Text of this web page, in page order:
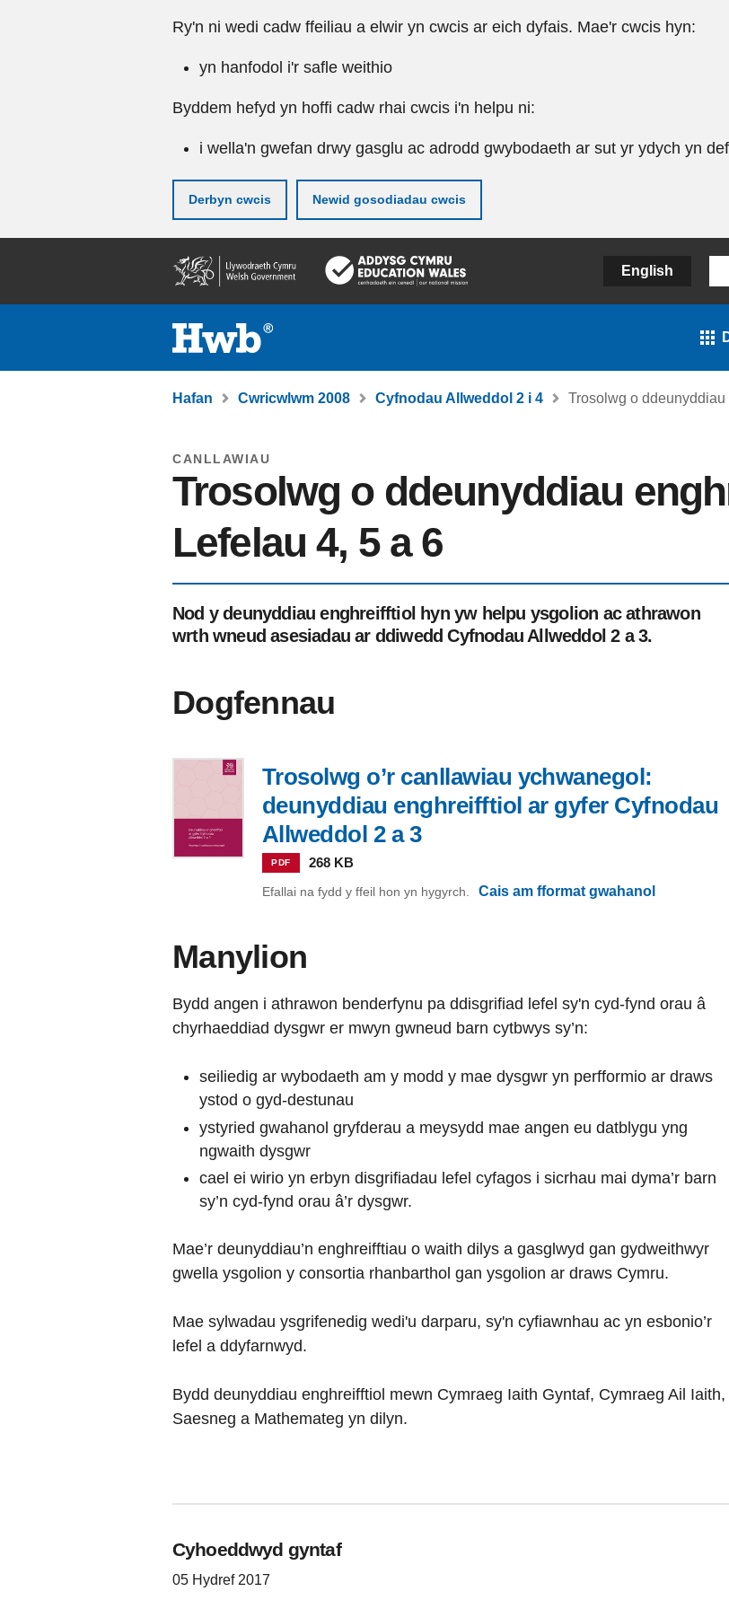
Ry'n ni wedi cadw ffeiliau a elwir yn cwcis ar eich dyfais. Mae'r cwcis hyn:
yn hanfodol i'r safle weithio
Byddem hefyd yn hoffi cadw rhai cwcis i'n helpu ni:
i wella'n gwefan drwy gasglu ac adrodd gwybodaeth ar sut yr ydych yn
Derbyn cwcis Newid gosodiadau cwcis
gynnwy
English
Hafan Cwricwlwm 2008 Cyfnodau Allweddol 2 i 4 Trosolwg o
CANLLAWIAU
Trosolwg o ddeunyddiau
Lefelau 4, 5 a 6
Nod y deunyddiau enghreifftiol hyn yw helpu ysgolion ac athrawon
wrth wneud asesiadau ar ddiwedd Cyfnodau Allweddol 2 a 3.
Dogfennau
Trosolwg o’r canllawiau ychwanegol:
deunyddiau enghreifftiol ar gyfer Cyfnodau
Allweddol 2 a 3
PDF 268 KB
Efallai na fydd y ffeil hon yn hygyrch. Cais am fformat gwahanol
Manylion
Bydd angen i athrawon benderfynu pa ddisgrifiad lefel sy'n cyd-fynd orau â
chyrhaeddiad dysgwr er mwyn gwneud barn cytbwys sy’n:
seiliedig ar wybodaeth am y modd y mae dysgwr yn perfformio ar draws
ystod o gyd-destunau
ystyried gwahanol gryfderau a meysydd mae angen eu datblygu yng
ngwaith dysgwr
cael ei wirio yn erbyn disgrifiadau lefel cyfagos i sicrhau mai dyma’r barn
sy’n cyd-fynd orau â’r dysgwr.
Mae’r deunyddiau’n enghreifftiau o waith dilys a gasglwyd gan gydweithwyr
gwella ysgolion y consortia rhanbarthol gan ysgolion ar draws Cymru.
Mae sylwadau ysgrifenedig wedi'u darparu, sy'n cyfiawnhau ac yn esbonio’r
lefel a ddyfarnwyd.
Bydd deunyddiau enghreifftiol mewn Cymraeg Iaith Gyntaf, Cymraeg Ail Iaith,
Saesneg a Mathemateg yn dilyn.
Cyhoeddwyd gyntaf
05 Hydref 2017